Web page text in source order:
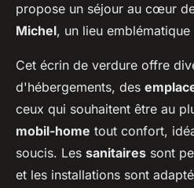
propose un séjour au cœur
Michel, un lieu
Cet écrin de verdure offre
d'hébergements, des
ceux qui souhaitent être au
mobil-home tout confort,
soucis. Les sanitaires sont
et les installations sont